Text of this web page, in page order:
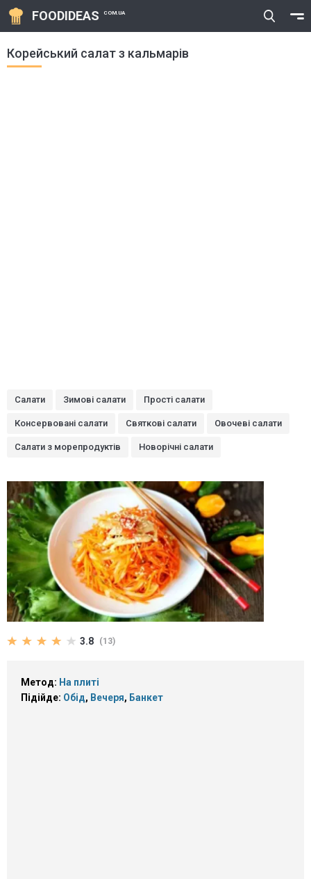
FOODIDEAS COM.UA
Корейський салат з кальмарів
Салати Зимові салати Прості салати
Консервовані салати Святкові салати Овочеві салати
Салати з морепродуктів Новорічні салати
3.8 (13)
Метод: На плиті
Підійде: Обід, Вечеря, Банкет